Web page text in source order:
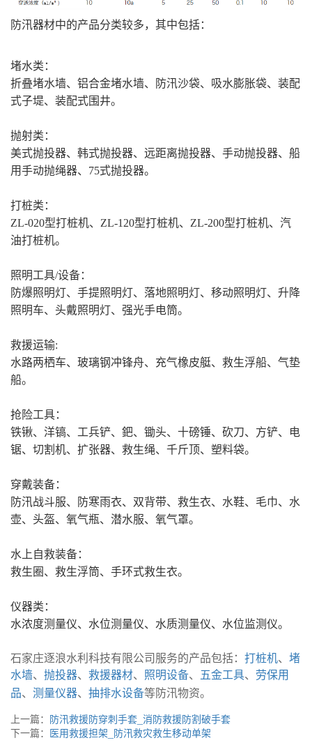
防汛器材中的产品分类较多，其中包括：
堵水类：
折叠堵水墙、铝合金堵水墙、防汛沙袋、吸水膨胀袋、装配
式子堤、装配式围井。
抛射类：
美式抛投器、韩式抛投器、远距离抛投器、手动抛投器、船
用手动抛绳器、75式抛投器。
打桩类：
ZL-020型打桩机、ZL-120型打桩机、ZL-200型打桩机、汽
油打桩机。
照明工具/设备：
防爆照明灯、手提照明灯、落地照明灯、移动照明灯、升降
照明车、头戴照明灯、强光手电筒。
救援运输:
水路两栖车、玻璃钢冲锋舟、充气橡皮艇、救生浮船、气垫
船。
抢险工具：
铁锹、洋镐、工兵铲、鈀、锄头、十磅锤、砍刀、方铲、电
锯、切割机、扩张器、救生绳、千斤顶、塑料袋。
穿戴装备：
防汛战斗服、防寒雨衣、双背带、救生衣、水鞋、毛巾、水
壶、头盔、氧气瓶、潜水服、氧气罩。
水上自救装备：
救生圈、救生浮筒、手环式救生衣。
仪器类：
水浓度测量仪、水位测量仪、水质测量仪、水位监测仪。
石家庄逐浪水利科技有限公司服务的产品包括： 打桩机、 堵
水墙、 抛投器、 救援器材、 照明设备、 五金工具、 劳保用
品、 测量仪器、 抽排水设备等防汛物资。
上一篇： 防汛救援防穿刺手套_消防救援防割破手套
下一篇： 医用救援担架_防汛救灾救生移动单架